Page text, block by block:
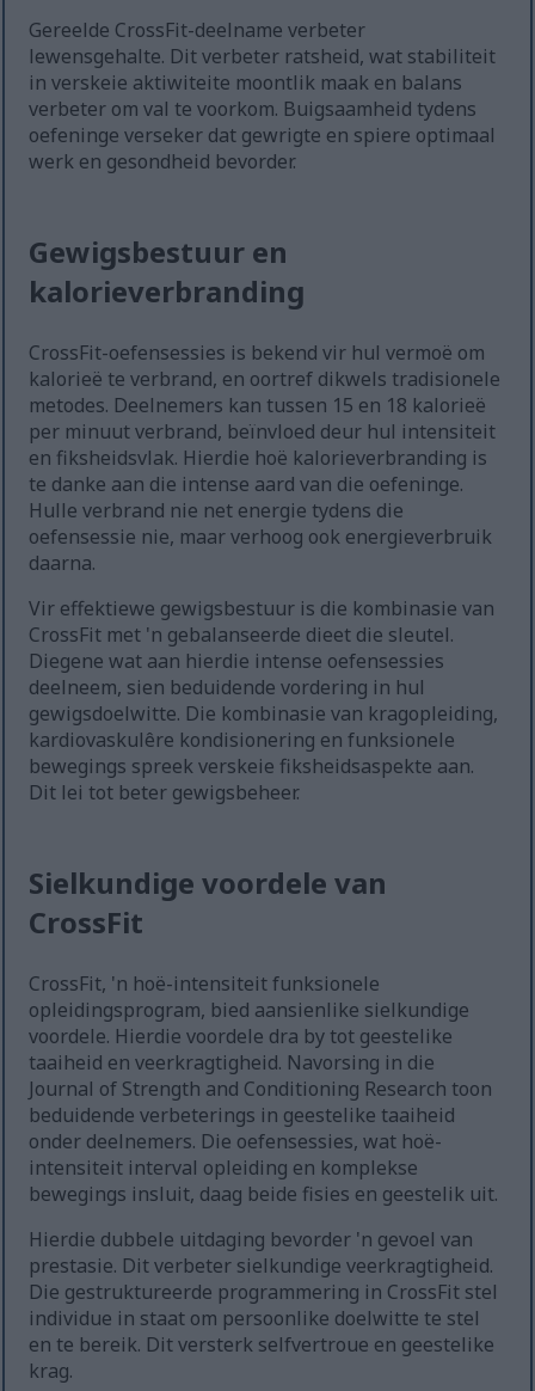
Gereelde CrossFit-deelname verbeter
lewensgehalte. Dit verbeter ratsheid, wat stabiliteit
in verskeie aktiwiteite moontlik maak en balans
verbeter om val te voorkom. Buigsaamheid tydens
oefeninge verseker dat gewrigte en spiere optimaal
werk en gesondheid bevorder.
Gewigsbestuur en
kalorieverbranding
CrossFit-oefensessies is bekend vir hul vermoë om
kalorieë te verbrand, en oortref dikwels tradisionele
metodes. Deelnemers kan tussen 15 en 18 kalorieë
per minuut verbrand, beïnvloed deur hul intensiteit
en fiksheidsvlak. Hierdie hoë kalorieverbranding is
te danke aan die intense aard van die oefeninge.
Hulle verbrand nie net energie tydens die
oefensessie nie, maar verhoog ook energieverbruik
daarna.
Vir effektiewe gewigsbestuur is die kombinasie van
CrossFit met 'n gebalanseerde dieet die sleutel.
Diegene wat aan hierdie intense oefensessies
deelneem, sien beduidende vordering in hul
gewigsdoelwitte. Die kombinasie van kragopleiding,
kardiovaskulêre kondisionering en funksionele
bewegings spreek verskeie fiksheidsaspekte aan.
Dit lei tot beter gewigsbeheer.
Sielkundige voordele van
CrossFit
CrossFit, 'n hoë-intensiteit funksionele
opleidingsprogram, bied aansienlike sielkundige
voordele. Hierdie voordele dra by tot geestelike
taaiheid en veerkragtigheid. Navorsing in die
Journal of Strength and Conditioning Research toon
beduidende verbeterings in geestelike taaiheid
onder deelnemers. Die oefensessies, wat hoë-
intensiteit interval opleiding en komplekse
bewegings insluit, daag beide fisies en geestelik uit.
Hierdie dubbele uitdaging bevorder 'n gevoel van
prestasie. Dit verbeter sielkundige veerkragtigheid.
Die gestruktureerde programmering in CrossFit stel
individue in staat om persoonlike doelwitte te stel
en te bereik. Dit versterk selfvertroue en geestelike
krag.